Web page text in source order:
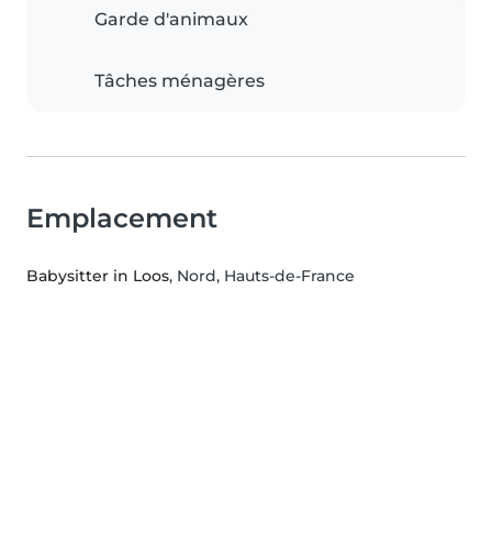
Garde d'animaux
Tâches ménagères
Emplacement
Babysitter in Loos, Nord, Hauts-de-France